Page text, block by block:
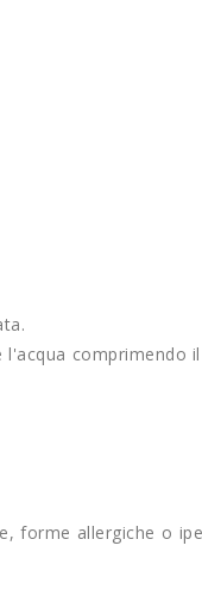
comprimendo
forme allergiche o